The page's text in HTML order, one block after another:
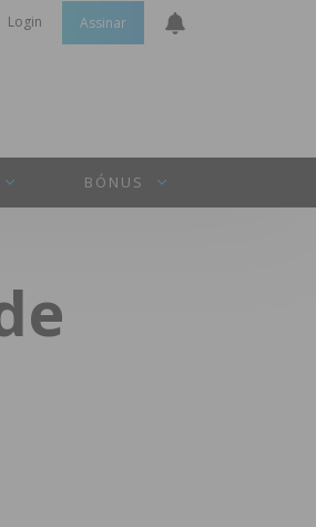
Login
INICIAR SESSÃO
Assinar
BÓNUS